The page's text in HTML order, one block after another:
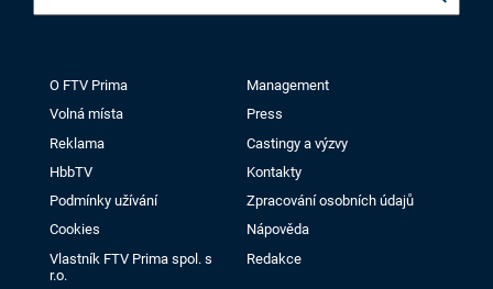
O FTV Prima
Management
Volná místa
Press
Reklama
Castingy a výzvy
HbbTV
Kontakty
Podmínky užívání
Zpracování osobních údajů
Cookies
Nápověda
Vlastník FTV Prima spol. s
r.o.
Redakce